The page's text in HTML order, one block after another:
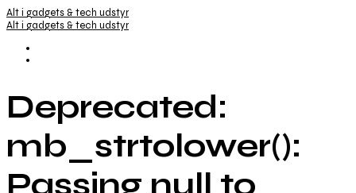
Alt i gadgets & tech udstyr
Alt i gadgets & tech udstyr
Deprecated:
mb_strtolower():
Passing null to